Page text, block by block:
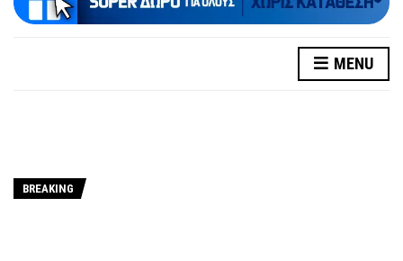
MENU
BREAKING